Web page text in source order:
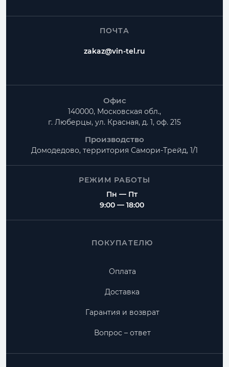
ПОЧТА
zakaz@vin-tel.ru
Офис
140000, Московская обл.,
г. Люберцы, ул. Красная, д. 1, оф. 215
Производство
Домодедово, территория Самори-Трейд, 1/1
РЕЖИМ РАБОТЫ
Пн — Пт
9:00 — 18:00
ПОКУПАТЕЛЮ
Оплата
Доставка
Гарантия и возврат
Вопрос – ответ